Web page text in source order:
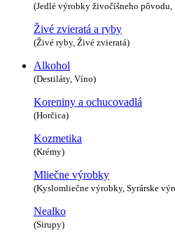
(Jedlé výrobky živočíšneho pôvodu,
Živé zvieratá a ryby
(Živé ryby, Živé zvieratá)
Alkohol
(Destiláty, Víno)
Koreniny a ochucovadlá
(Horčica)
Kozmetika
(Krémy)
Mliečne výrobky
(Kyslomliečne výrobky, Syrárske
Nealko
(Sirupy)